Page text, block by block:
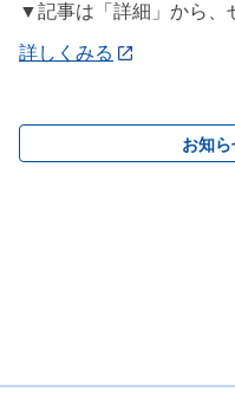
▼記事は「詳細」から、
詳しくみる
お知